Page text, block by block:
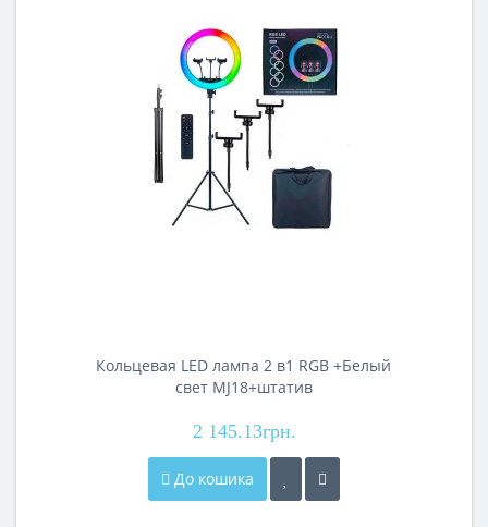
Кольцевая LED лампа 2 в1 RGB +Белый
свет MJ18+штатив
2 145.13грн.
До кошика